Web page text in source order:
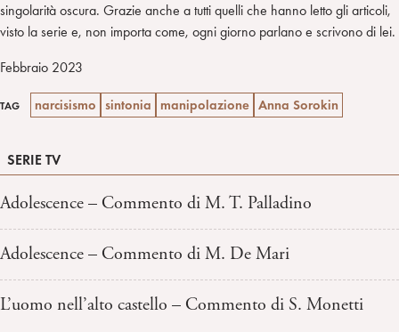
singolarità oscura. Grazie anche a tutti quelli che hanno letto gli articoli,
visto la serie e, non importa come, ogni giorno parlano e scrivono di lei.
Febbraio 2023
TAG narcisismo sintonia manipolazione Anna Sorokin
SERIE TV
Adolescence – Commento di M. T. Palladino
Adolescence – Commento di M. De Mari
L’uomo nell’alto castello – Commento di S. Monetti